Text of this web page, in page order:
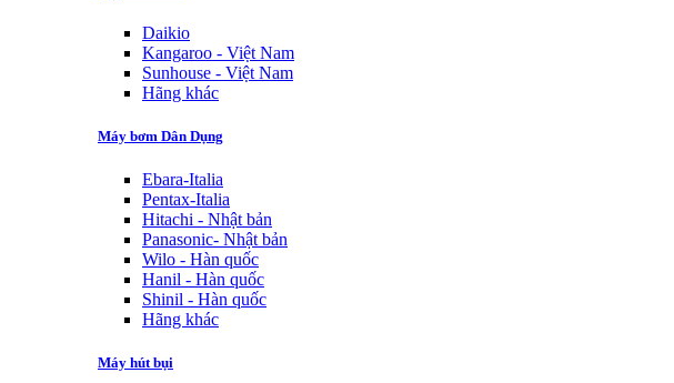
Daikio
Kangaroo - Việt Nam
Sunhouse - Việt Nam
Hãng khác
Máy bơm Dân Dụng
Ebara-Italia
Pentax-Italia
Hitachi - Nhật bản
Panasonic- Nhật bản
Wilo - Hàn quốc
Hanil - Hàn quốc
Shinil - Hàn quốc
Hãng khác
Máy hút bụi